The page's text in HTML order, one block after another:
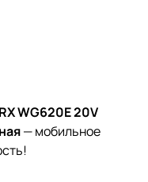
WG620E 20V
— мобильное